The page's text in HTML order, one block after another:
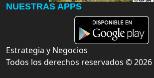
NUESTRAS APPS
Estrategia y Negocios
Todos los derechos reservados ©2026